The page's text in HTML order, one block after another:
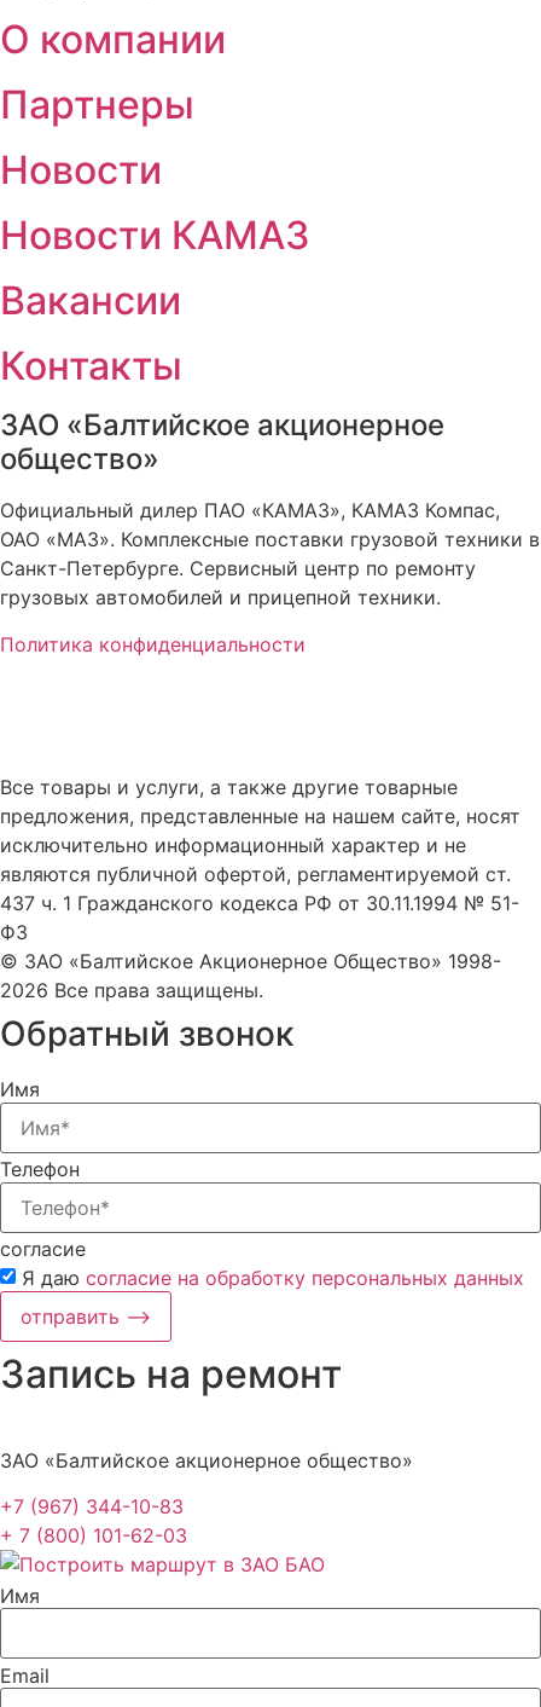
О компании
Партнеры
Новости
Новости КАМАЗ
Вакансии
Контакты
ЗАО «Балтийское акционерное
общество»
Официальный дилер ПАО «КАМАЗ», КАМАЗ Компас,
ОАО «МАЗ». Комплексные поставки грузовой техники в
Санкт-Петербурге. Сервисный центр по ремонту
грузовых автомобилей и прицепной техники.
Политика конфиденциальности
Все товары и услуги, а также другие товарные
предложения, представленные на нашем сайте, носят
исключительно информационный характер и не
являются публичной офертой, регламентируемой ст.
437 ч. 1 Гражданского кодекса РФ от 30.11.1994 № 51-
ФЗ
© ЗАО «Балтийское Акционерное Общество» 1998-
2026 Все права защищены.
Обратный звонок
Имя
Телефон
согласие
Я даю согласие на обработку персональных данных
отправить ⟶
Запись на ремонт
ЗАО «Балтийское акционерное общество»
+7 (967) 344-10-83
+ 7 (800) 101-62-03
Имя
Email